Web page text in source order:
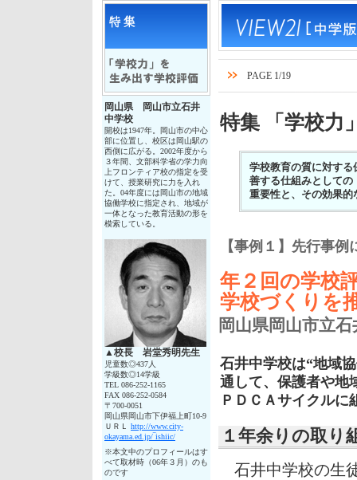
岡山県 岡山市立石井
中学校
開校は1947年。岡山市の中心
部に位置し、校区は岡山駅の
西側に広がる。2002年度から
３年間、文部科学省の学力向
上フロンティア校の指定を受
けて、授業研究に力を入れ
た。04年度には岡山市の地域
協働学校に指定され、地域が
一体となった教育活動の形を
模索している。
▲校長 岩堂秀明先生
児童数◎437人
学級数◎14学級
TEL 086-252-1165
FAX 086-252-0584
〒700-0051
岡山県岡山市下伊福上町10-9
ＵＲＬ http://www.city-
okayama.ed.jp/‾ishiic/
※本文中のプロフィールはす
べて取材時（06年３月）のも
のです
PAGE 1/19
特集 「学校力
学校教育の質に対す
善する仕組みとして
重要性と、その効果
【事例１】先行事
年２回の学校
学校づくりを
岡山県岡山市立
石井中学校は“地域
通して、保護者や地
ＰＤＣＡサイクル
１年余りの取り
石井中学校の生